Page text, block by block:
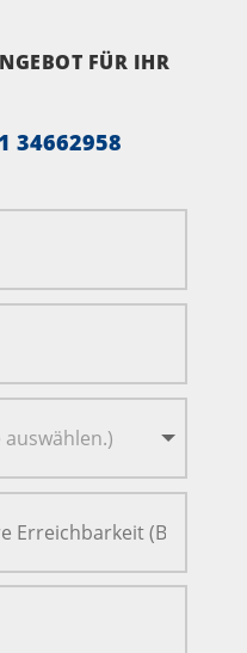
FÜR IHR
34662958